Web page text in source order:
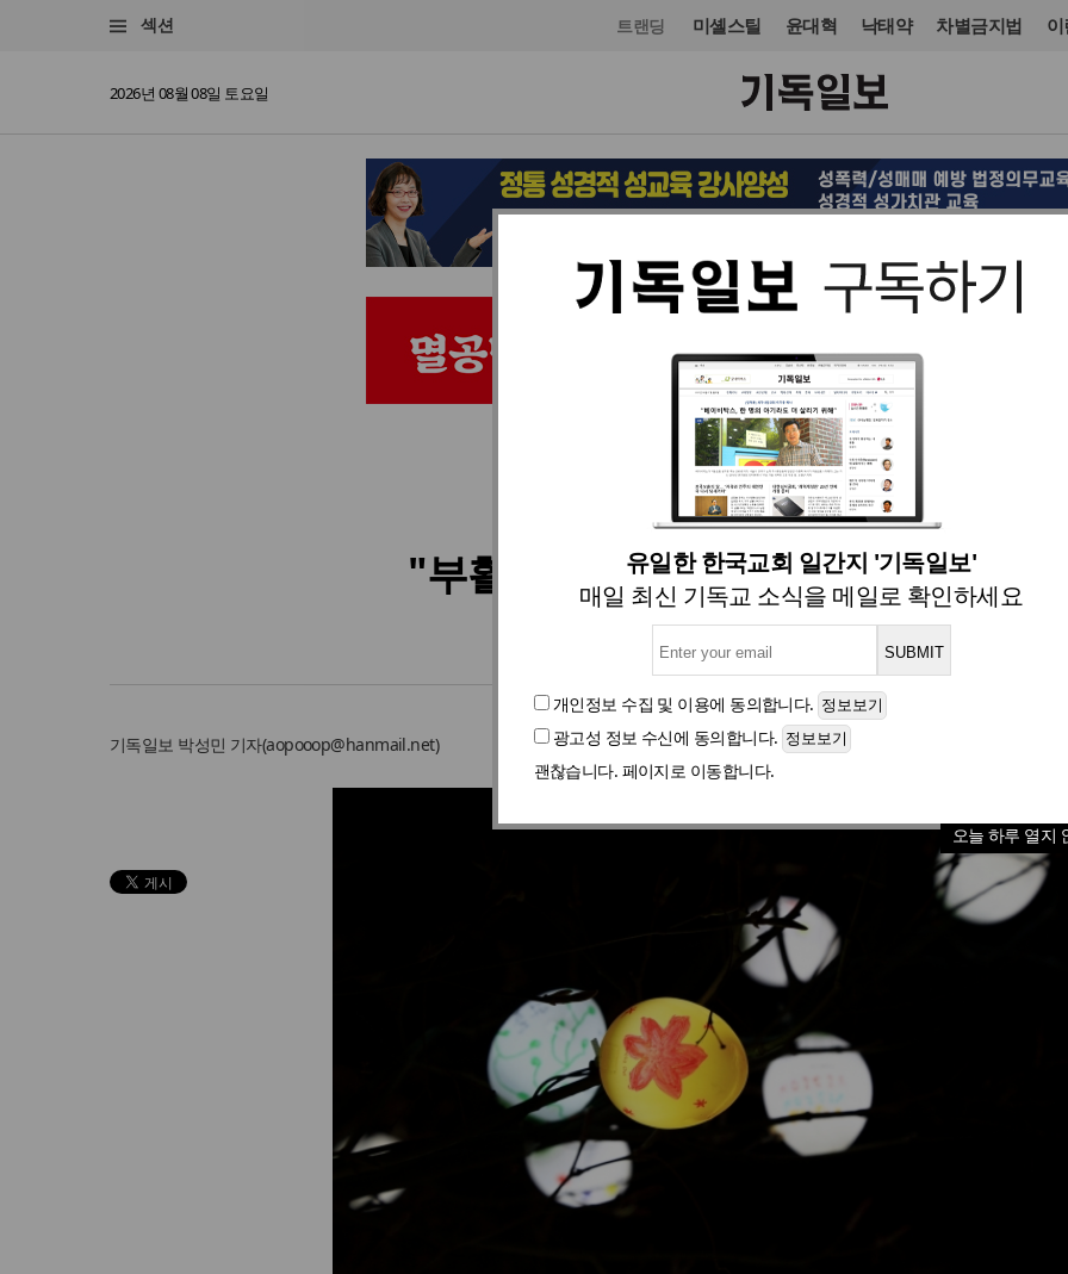
섹션 트랜딩 미셸스틸 윤대혁 낙태약 차별금지법
2026년 08월 08일 토요일
유일한 한국교회 일간지 '기독일보'
매일 최신 기독교 소식을 메일로 확인하세요
개인정보 수집 및 이용에 동의합니다.
광고성 정보 수신에 동의합니다.
괜찮습니다. 페이지로 이동합니다.
오늘 하루 열지
문화 입력 2014. 04. 15 13:29
"부활절 트리에 2014개의 불빛이
하이패밀리, 작년 이어 두 번째로 에그스터 트리 불 밝혀
기독일보 박성민 기자(aopooop@hanmail.net)